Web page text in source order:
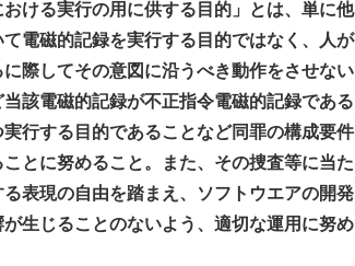
ける実行の用に供する目的」とは、単に他
電磁的記録を実行する目的ではなく、人が
際してその意図に沿うべき動作をさせない
該電磁的記録が不正指令電磁的記録である
行する目的であることなど同罪の構成要件
とに努めること。また、その捜査等に当た
表現の自由を踏まえ、ソフトウエアの開発
生じることのないよう、適切な運用に努め